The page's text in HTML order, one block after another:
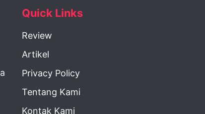
Quick Links
Review
Artikel
Privacy Policy
Tentang Kami
Kontak Kami